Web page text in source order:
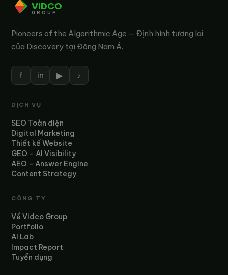
VIDCO
GROUP
Pioneers of the Algorithmic Age — Định hình tương lai
của Discovery tại Đông Nam Á.
f in ▶ ♪
DỊCH VỤ
SEO Toàn diện
Digital Marketing
Thiết kế Website
GEO – AI Visibility
AEO – Answer Engine
Content Strategy
CÔNG TY
Về Vidco Group
Portfolio
AI Lab
Impact Report
Tuyển dụng